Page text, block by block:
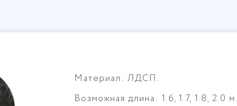
Материал: ЛДСП.
Возможная длина: 1.6, 1.7, 1.8, 2.0 м.